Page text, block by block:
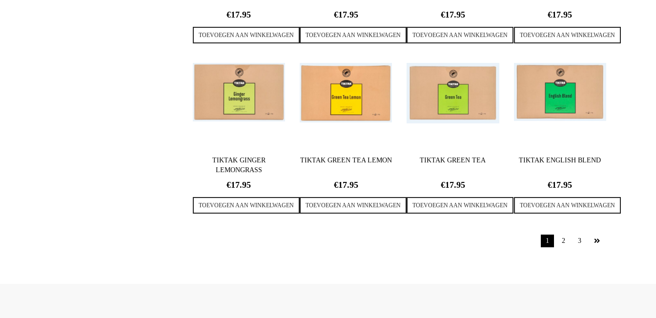
€17.95
TOEVOEGEN AAN WINKELWAGEN
€17.95
TOEVOEGEN AAN WINKELWAGEN
€17.95
TOEVOEGEN AAN WINKELWAGEN
€17.95
TOEVOEGEN AAN WINKELWAGEN
TIKTAK GINGER
LEMONGRASS
€17.95
TOEVOEGEN AAN WINKELWAGEN
TIKTAK GREEN TEA LEMON
€17.95
TOEVOEGEN AAN WINKELWAGEN
TIKTAK GREEN TEA
€17.95
TOEVOEGEN AAN WINKELWAGEN
TIKTAK ENGLISH BLEND
€17.95
TOEVOEGEN AAN WINKELWAGEN
1 2 3